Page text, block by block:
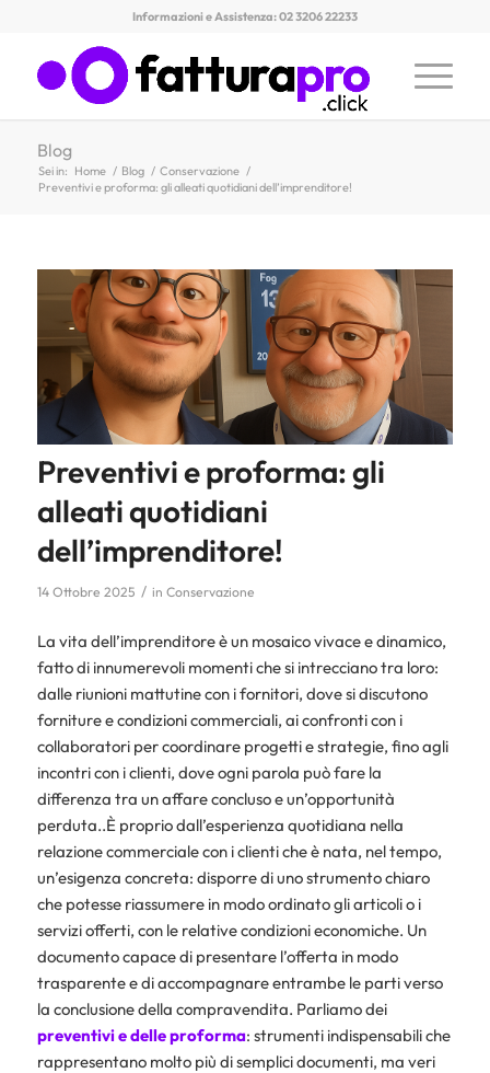
Informazioni e Assistenza: 02 3206 22233
Blog
Sei in: Home / Blog / Conservazione /
Preventivi e proforma: gli alleati quotidiani dell’imprenditore!
Preventivi e proforma: gli
alleati quotidiani
dell’imprenditore!
14 Ottobre 2025 / in Conservazione
La vita dell’imprenditore è un mosaico vivace e dinamico,
fatto di innumerevoli momenti che si intrecciano tra loro:
dalle riunioni mattutine con i fornitori, dove si discutono
forniture e condizioni commerciali, ai confronti con i
collaboratori per coordinare progetti e strategie, fino agli
incontri con i clienti, dove ogni parola può fare la
differenza tra un affare concluso e un’opportunità
perduta..È proprio dall’esperienza quotidiana nella
relazione commerciale con i clienti che è nata, nel tempo,
un’esigenza concreta: disporre di uno strumento chiaro
che potesse riassumere in modo ordinato gli articoli o i
servizi offerti, con le relative condizioni economiche. Un
documento capace di presentare l’offerta in modo
trasparente e di accompagnare entrambe le parti verso
la conclusione della compravendita. Parliamo dei
preventivi e delle proforma: strumenti indispensabili che
rappresentano molto più di semplici documenti, ma veri